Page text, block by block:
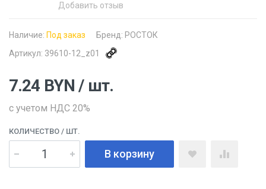
Добавить отзыв
Наличие: Под заказ Бренд: РОСТОК
Артикул: 39610-12_z01
7.24 BYN / шт.
с учетом НДС 20%
КОЛИЧЕСТВО / ШТ.
В корзину